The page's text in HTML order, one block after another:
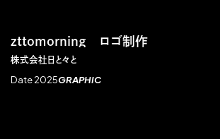
zttomorning ロゴ制作
株式会社日と々と
Date 2025GRAPHIC